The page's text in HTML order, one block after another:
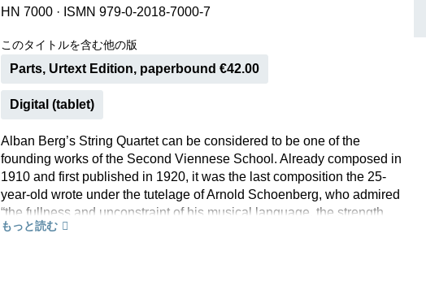
HN 7000 · ISMN 979-0-2018-7000-7
このタイトルを含む他の版
Parts, Urtext Edition, paperbound €42.00
Digital (tablet)
Alban Berg’s String Quartet can be considered to be one of the
founding works of the Second Viennese School. Already composed in
1910 and first published in 1920, it was the last composition the 25-
year-old wrote under the tutelage of Arnold Schoenberg, who admired
“the fullness and unconstraint of his musical language, the strength
and sureness of its presentation, its careful working and significant
もっと読む